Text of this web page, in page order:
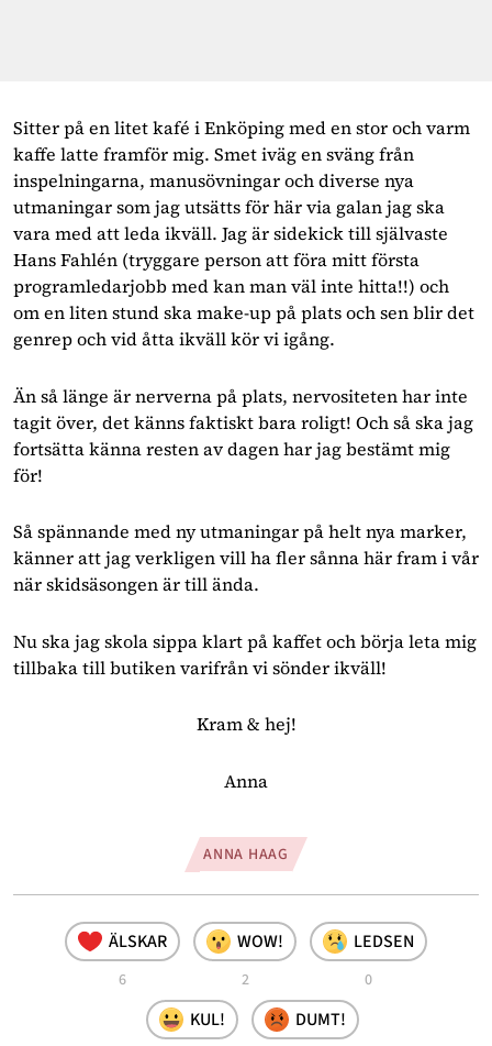
Sitter på en litet kafé i Enköping med en stor och varm
kaffe latte framför mig. Smet iväg en sväng från
inspelningarna, manusövningar och diverse nya
utmaningar som jag utsätts för här via galan jag ska
vara med att leda ikväll. Jag är sidekick till självaste
Hans Fahlén (tryggare person att föra mitt första
programledarjobb med kan man väl inte hitta!!) och
om en liten stund ska make-up på plats och sen blir det
genrep och vid åtta ikväll kör vi igång.
Än så länge är nerverna på plats, nervositeten har inte
tagit över, det känns faktiskt bara roligt! Och så ska jag
fortsätta känna resten av dagen har jag bestämt mig
för!
Så spännande med ny utmaningar på helt nya marker,
känner att jag verkligen vill ha fler sånna här fram i vår
när skidsäsongen är till ända.
Nu ska jag skola sippa klart på kaffet och börja leta mig
tillbaka till butiken varifrån vi sönder ikväll!
Kram & hej!
Anna
ANNA HAAG
ÄLSKAR
6
WOW!
2
LEDSEN
0
KUL! DUMT!